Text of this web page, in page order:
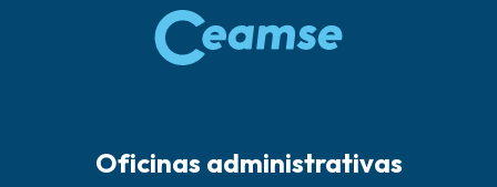
Oficinas administrativas